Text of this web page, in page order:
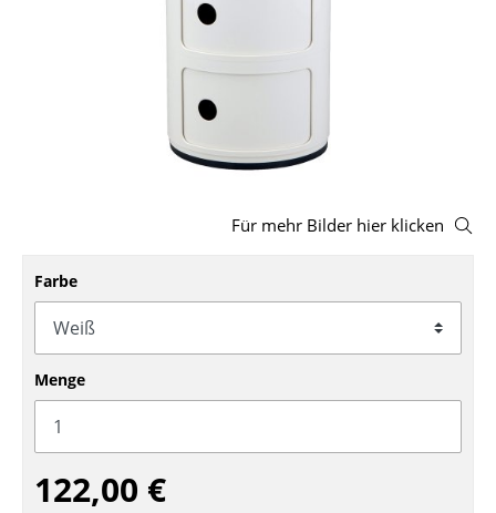
Bürodrehstühle
Konferenzstühle
Bürosessel
Einzelteile
... alle Sitzmöbel
Für mehr Bilder hier klicken
Farbe
Menge
122,00 €